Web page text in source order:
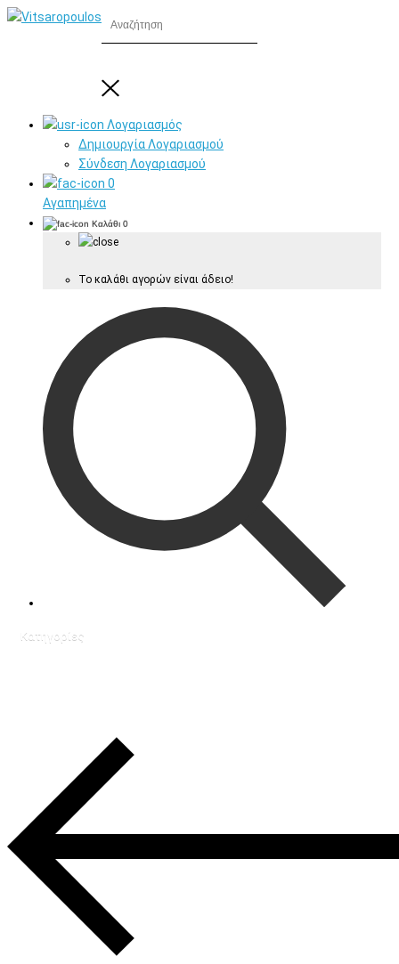
Λογαριασμός
Δημιουργία Λογαριασμού
Σύνδεση Λογαριασμού
0
Αγαπημένα
Καλάθι 0
Το καλάθι αγορών είναι άδειο!
Κατηγορίες